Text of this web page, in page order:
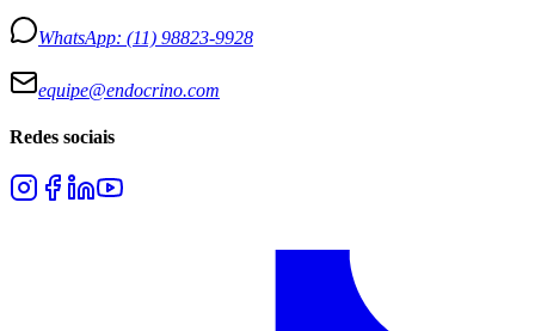
WhatsApp: (11) 98823-9928
equipe@endocrino.com
Redes sociais